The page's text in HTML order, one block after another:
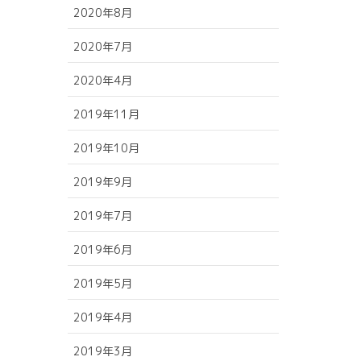
2020年8月
2020年7月
2020年4月
2019年11月
2019年10月
2019年9月
2019年7月
2019年6月
2019年5月
2019年4月
2019年3月